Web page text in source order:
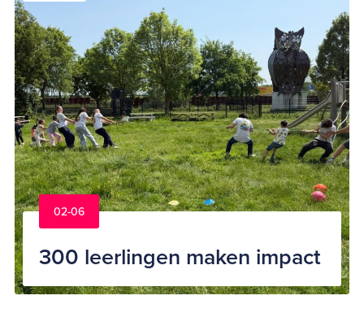
02-06
300 leerlingen maken impact